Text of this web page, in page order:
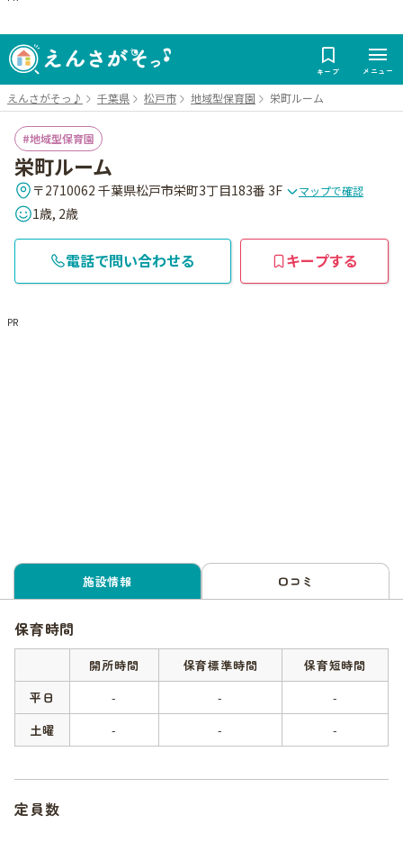
キープ メニュー
えんさがそっ♪ 千葉県 松戸市 地域型保育園 栄町ルーム
地域型保育園
栄町ルーム
〒2710062 千葉県松戸市栄町3丁目183番 3F マップで確認
1歳, 2歳
電話で問い合わせる キープする
PR
施設情報 口コミ
保育時間
開所時間 保育標準時間
保育短時間
平日
- -
-
土曜
- - -
定員数